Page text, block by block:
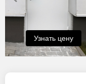
Узнать цену